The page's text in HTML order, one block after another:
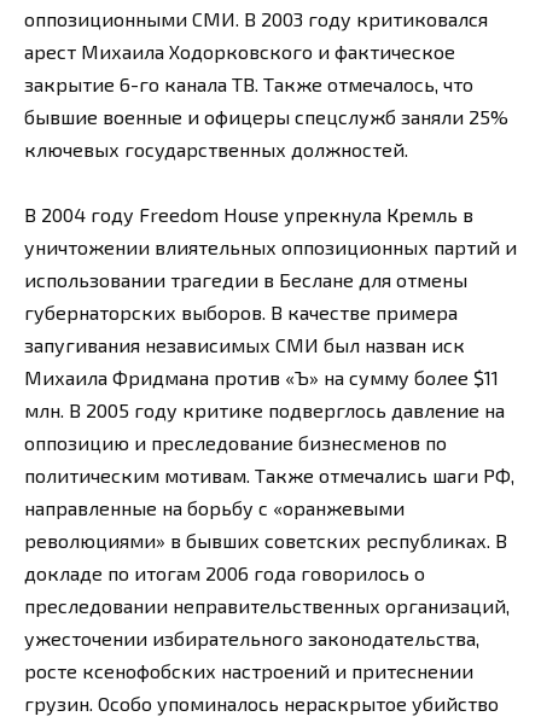
оппозиционными СМИ. В 2003 году критиковался
арест Михаила Ходорковского и фактическое
закрытие 6-го канала ТВ. Также отмечалось, что
бывшие военные и офицеры спецслужб заняли 25%
ключевых государственных должностей.
В 2004 году Freedom House упрекнула Кремль в
уничтожении влиятельных оппозиционных партий и
использовании трагедии в Беслане для отмены
губернаторских выборов. В качестве примера
запугивания независимых СМИ был назван иск
Михаила Фридмана против «Ъ» на сумму более $11
млн. В 2005 году критике подверглось давление на
оппозицию и преследование бизнесменов по
политическим мотивам. Также отмечались шаги РФ,
направленные на борьбу с «оранжевыми
революциями» в бывших советских республиках. В
докладе по итогам 2006 года говорилось о
преследовании неправительственных организаций,
ужесточении избирательного законодательства,
росте ксенофобских настроений и притеснении
грузин. Особо упоминалось нераскрытое убийство